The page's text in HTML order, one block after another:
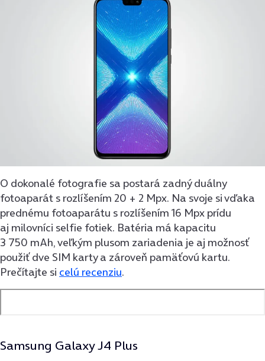
O dokonalé fotografie sa postará zadný duálny
fotoaparát s rozlíšením 20 + 2 Mpx. Na svoje si vďaka
prednému fotoaparátu s rozlíšením 16 Mpx prídu
aj milovníci selfie fotiek. Batéria má kapacitu
3 750 mAh, veľkým plusom zariadenia je aj možnosť
použiť dve SIM karty a zároveň pamäťovú kartu.
Prečítajte si celú recenziu.
Samsung Galaxy J4 Plus